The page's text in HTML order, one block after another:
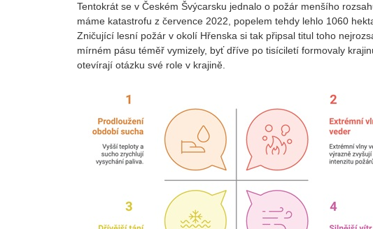
Tentokrát se v Českém Švýcarsku jednalo o požár menšího
máme katastrofu z července 2022, popelem tehdy lehlo 1060
Zničující lesní požár v okolí Hřenska si tak připsal titul toho
mírném pásu téměř vymizely, byť dříve po tisíciletí formovaly
otevírají otázku své role v krajině.